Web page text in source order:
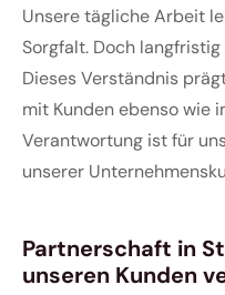
Unsere tägliche Arbeit
Sorgfalt. Doch
Dieses Verständnis
mit Kunden ebenso wie
Verantwortung ist für
unserer
Partnerschaft in
unseren Kunden